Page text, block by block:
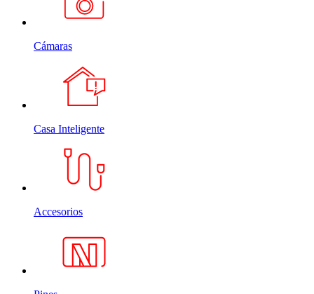
Cámaras
Casa Inteligente
Accesorios